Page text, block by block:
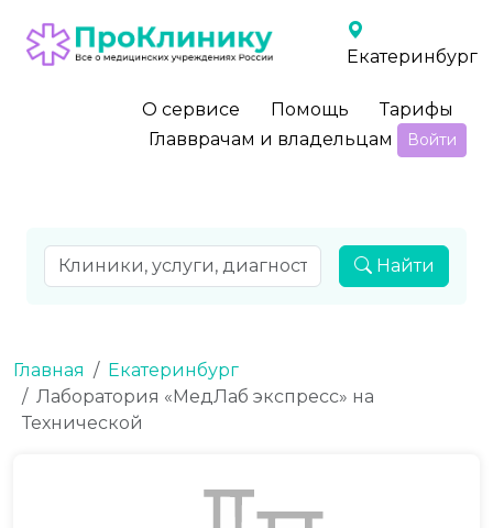
Екатеринбург
О сервисе Помощь
Тарифы
Главврачам и владельцам
Войти
Найти
Главная
Екатеринбург
Лаборатория «МедЛаб экспресс» на
Технической